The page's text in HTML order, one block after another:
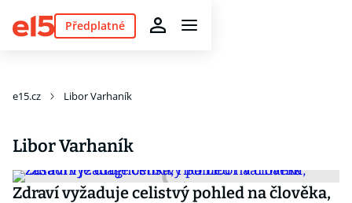
Předplatné
e15.cz Libor Varhaník
Libor Varhaník
Zdraví vyžaduje celistvý pohled na člověka,